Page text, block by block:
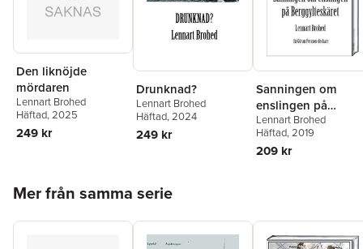
Den liknöjde
mördaren
Lennart Brohed
Häftad, 2025
249 kr
Drunknad?
Lennart Brohed
Häftad, 2024
249 kr
Sanningen om
enslingen på
Berggylteskäret
Lennart Brohed
Häftad, 2019
209 kr
Mer från samma serie